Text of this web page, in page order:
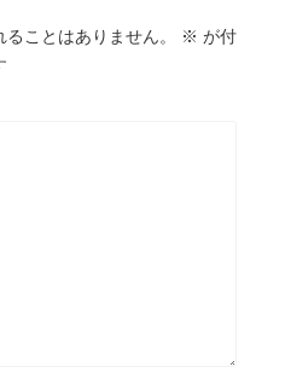
ことはありません。 ※ が付